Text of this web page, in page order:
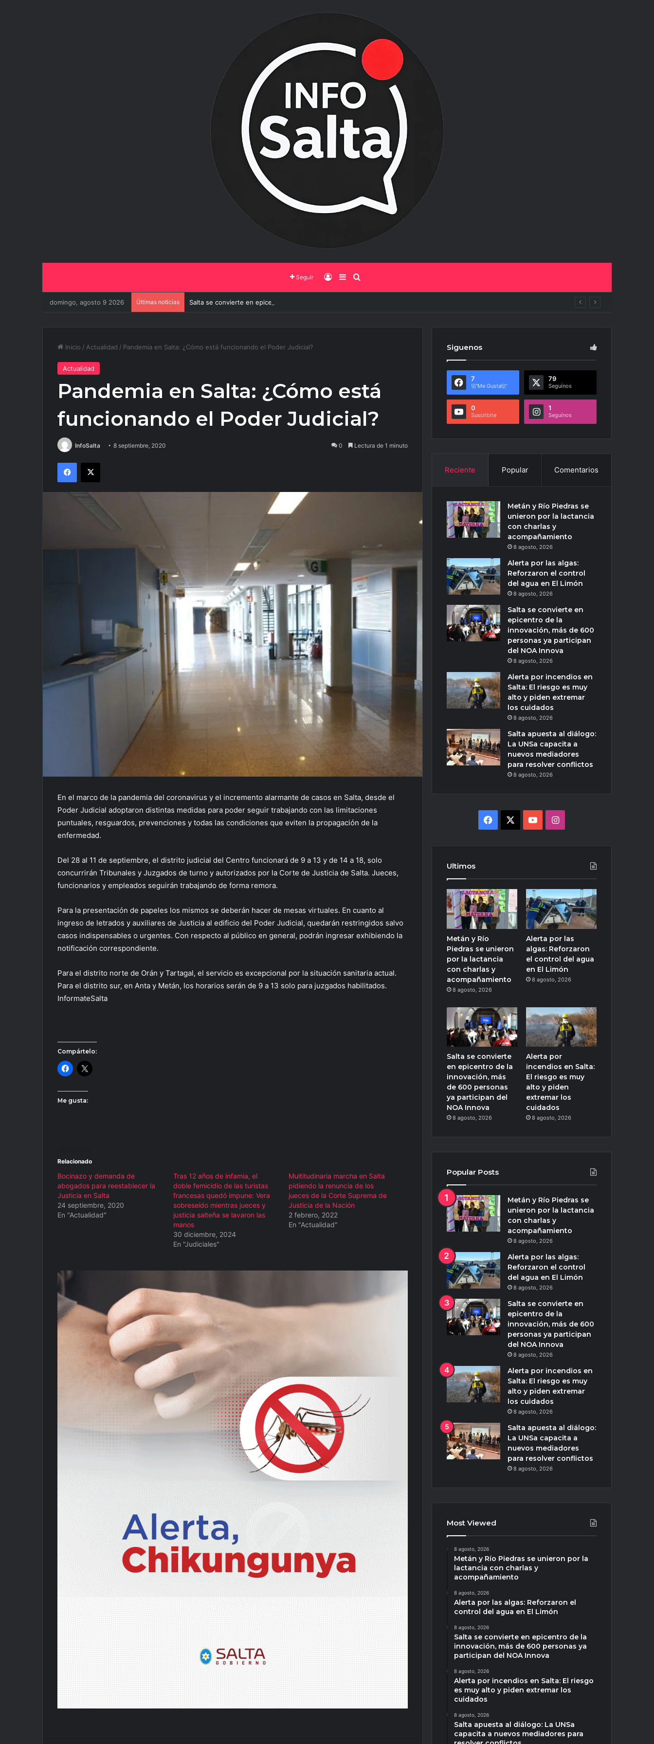
Seguir Iniciar Sesión
Barra Lateral
domingo, agosto 9 2026 Últimas noticias Salta se convierte en epicentro de la innovación, más de 600 personas ya participan del NOA Innova
Inicio / Actualidad / Pandemia en Salta: ¿Cómo está funcionando el Poder Judicial?
Actualidad
Pandemia en Salta: ¿Cómo está
funcionando el Poder Judicial?
InfoSalta 8 septiembre, 2020 0 Lectura de 1 minuto
Facebook
X
En el marco de la pandemia del coronavirus y el incremento alarmante de casos en Salta, desde el
Poder Judicial adoptaron distintas medidas para poder seguir trabajando con las limitaciones
puntuales, resguardos, prevenciones y todas las condiciones que eviten la propagación de la
enfermedad.
Del 28 al 11 de septiembre, el distrito judicial del Centro funcionará de 9 a 13 y de 14 a 18, solo
concurrirán Tribunales y Juzgados de turno y autorizados por la Corte de Justicia de Salta. Jueces,
funcionarios y empleados seguirán trabajando de forma remora.
Para la presentación de papeles los mismos se deberán hacer de mesas virtuales. En cuanto al
ingreso de letrados y auxiliares de Justicia al edificio del Poder Judicial, quedarán restringidos salvo
casos indispensables o urgentes. Con respecto al público en general, podrán ingresar exhibiendo la
notificación correspondiente.
Para el distrito norte de Orán y Tartagal, el servicio es excepcional por la situación sanitaria actual.
Para el distrito sur, en Anta y Metán, los horarios serán de 9 a 13 solo para juzgados habilitados.
InformateSalta
Compártelo:
Me gusta:
Relacionado
Bocinazo y demanda de
abogados para reestablecer la
Justicia en Salta
24 septiembre, 2020
En "Actualidad"
Tras 12 años de infamia, el
doble femicidio de las turistas
francesas quedó impune: Vera
sobreseído mientras jueces y
justicia salteña se lavaron las
manos
30 diciembre, 2024
En "Judiciales"
Multitudinaria marcha en Salta
pidiendo la renuncia de los
jueces de la Corte Suprema de
Justicia de la Nación
2 febrero, 2022
En "Actualidad"
Siguenos
7
\\\"Me Gusta\\\"
79
Seguínos
0
Suscribite
1
Seguínos
Reciente Popular Comentarios
Metán y Río Piedras se
unieron por la lactancia
con charlas y
acompañamiento
8 agosto, 2026
Alerta por las algas:
Reforzaron el control
del agua en El Limón
8 agosto, 2026
Salta se convierte en
epicentro de la
innovación, más de 600
personas ya participan
del NOA Innova
8 agosto, 2026
Alerta por incendios en
Salta: El riesgo es muy
alto y piden extremar
los cuidados
8 agosto, 2026
Salta apuesta al diálogo:
La UNSa capacita a
nuevos mediadores
para resolver conflictos
8 agosto, 2026
Facebook YouTubeInstagram
Ultimos
Metán y Río
Piedras se unieron
por la lactancia
con charlas y
acompañamiento
8 agosto, 2026
Alerta por las
algas: Reforzaron
el control del agua
en El Limón
8 agosto, 2026
Salta se convierte
en epicentro de la
innovación, más
de 600 personas
ya participan del
NOA Innova
8 agosto, 2026
Alerta por
incendios en Salta:
El riesgo es muy
alto y piden
extremar los
cuidados
8 agosto, 2026
Popular Posts
Metán y Río Piedras se
unieron por la lactancia
con charlas y
acompañamiento
8 agosto, 2026
Alerta por las algas:
Reforzaron el control
del agua en El Limón
8 agosto, 2026
Salta se convierte en
epicentro de la
innovación, más de 600
personas ya participan
del NOA Innova
8 agosto, 2026
Alerta por incendios en
Salta: El riesgo es muy
alto y piden extremar
los cuidados
8 agosto, 2026
Salta apuesta al diálogo:
La UNSa capacita a
nuevos mediadores
para resolver conflictos
8 agosto, 2026
Most Viewed
8 agosto, 2026
Metán y Río Piedras se unieron por la
lactancia con charlas y
acompañamiento
8 agosto, 2026
Alerta por las algas: Reforzaron el
control del agua en El Limón
8 agosto, 2026
Salta se convierte en epicentro de la
innovación, más de 600 personas ya
participan del NOA Innova
8 agosto, 2026
Alerta por incendios en Salta: El riesgo
es muy alto y piden extremar los
cuidados
8 agosto, 2026
Salta apuesta al diálogo: La UNSa
capacita a nuevos mediadores para